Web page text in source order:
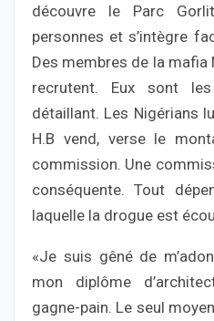
découvre le Parc
personnes et s’intègre
Des membres de la
recrutent. Eux sont
détaillant. Les Nigérians
H.B vend, verse le
commission. Une
conséquente. Tout
laquelle la drogue est
«Je suis gêné de
mon diplôme
gagne-pain. Le seul